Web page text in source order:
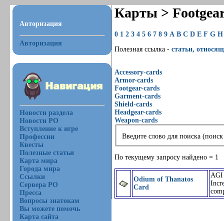
Авторизация
Авторизация
Новости раздела
Новости РО
Вступление к игре
Профессии
Квесты
Полезные статьи
Карта мира
Города мира
Ссылки
Сервера РО
Пресса
Вопросы знатокам
Вы можете помочь
Карта сайта
Карты >
0 1 2 3 4 5 6 7 8 9 A B C D E F G H
Полезная ссылка -статьи,
Accessory-cards
Armor-cards
Footgear-cards
Garment-cards
Shield-cards
Headgear-cards
Weapon-cards
Введите слово для поиска
По текущему запросу найдено = 1
Odium of Thanatos
Card